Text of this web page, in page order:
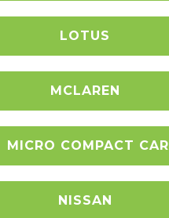
LOTUS
MCLAREN
MICRO COMPACT CAR
NISSAN